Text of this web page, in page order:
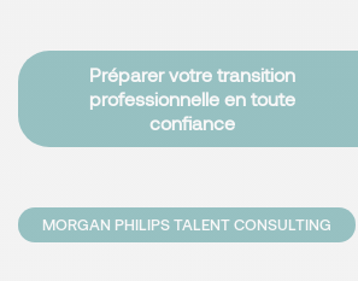
Préparer votre transition
professionnelle en toute
confiance
MORGAN PHILIPS TALENT CONSULTING